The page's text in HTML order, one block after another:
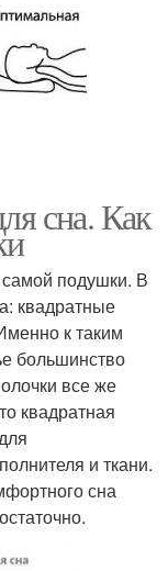
сна. Как
подушки. В
квадратные
к таким
большинство
все же
квадратная
и ткани.
сна